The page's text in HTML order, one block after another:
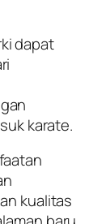
dapat
karate.
kualitas